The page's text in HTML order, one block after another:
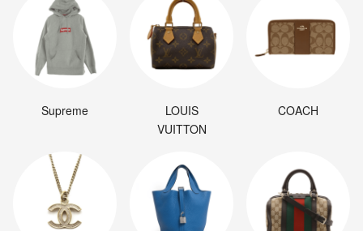
Supreme
LOUIS
VUITTON
COACH